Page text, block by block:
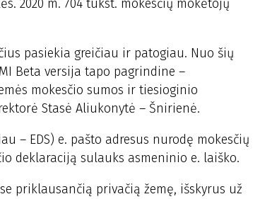
2020 m. 704 tūkst. mokesčių mokėtojų
pasiekia greičiau ir patogiau. Nuo šių
Beta versija tapo pagrindine –
mokesčio sumos ir tiesioginio
Stasė Aliukonytė – Šnirienė.
– EDS) e. pašto adresus nurodę mokesčių
deklaraciją sulauks asmeninio e. laiško.
priklausančią privačią žemę, išskyrus už